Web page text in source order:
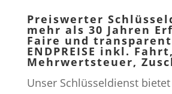
Preiswerter
mehr als 30 Jahren
Faire und
ENDPREISE inkl. Fahrt,
Mehrwertsteuer,
Unser Schlüsseldienst